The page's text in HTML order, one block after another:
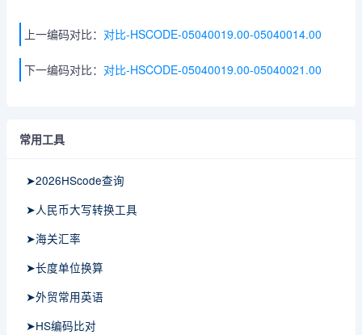
上一编码对比： 对比-HSCODE-05040019.00-05040014.00
下一编码对比： 对比-HSCODE-05040019.00-05040021.00
常用工具
➤2026HScode查询
➤人民币大写转换工具
➤海关汇率
➤长度单位换算
➤外贸常用英语
➤HS编码比对